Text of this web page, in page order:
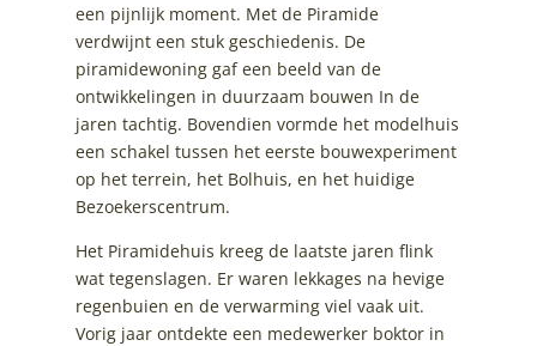
een pijnlijk moment. Met de Piramide
verdwijnt een stuk geschiedenis. De
piramidewoning gaf een beeld van de
ontwikkelingen in duurzaam bouwen In de
jaren tachtig. Bovendien vormde het modelhuis
een schakel tussen het eerste bouwexperiment
op het terrein, het Bolhuis, en het huidige
Bezoekerscentrum.
Het Piramidehuis kreeg de laatste jaren flink
wat tegenslagen. Er waren lekkages na hevige
regenbuien en de verwarming viel vaak uit.
Vorig jaar ontdekte een medewerker boktor in